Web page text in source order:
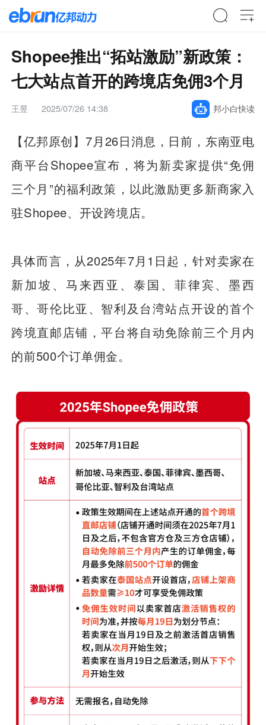
Shopee推出“拓站激励”新政策：
七大站点首开的跨境店免佣3个月
王昱 2025/07/26 14:38 邦小白快读
【亿邦原创】 7月26日消息，日前，东南亚电
商平台Shopee宣布，将为新卖家提供“免佣
三个月”的福利政策，以此激励更多新商家入
驻Shopee、开设跨境店。
具体而言，从2025年7月1日起，针对卖家在
新加坡、马来西亚、泰国、菲律宾、墨西
哥、哥伦比亚、智利及台湾站点开设的首个
跨境直邮店铺，平台将自动免除前三个月内
的前500个订单佣金。